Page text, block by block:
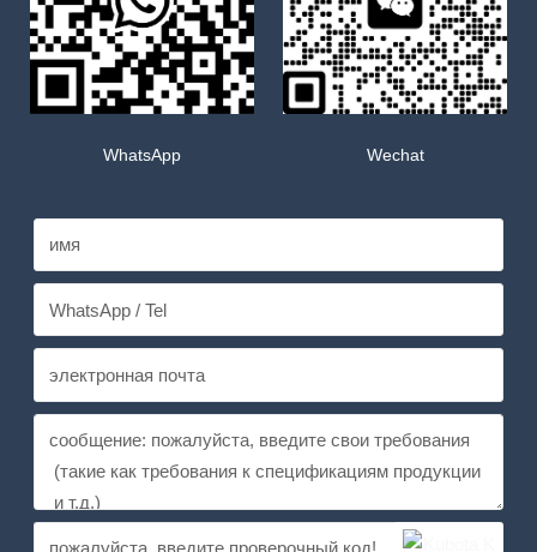
WhatsApp Wechat